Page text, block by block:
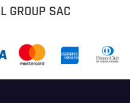
GROUP SAC